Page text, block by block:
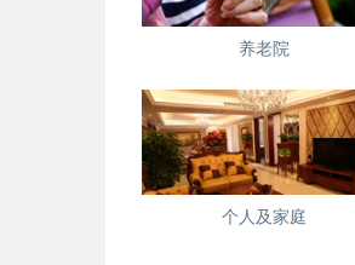
养老院
个人及家庭